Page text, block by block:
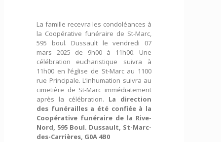
La famille recevra les condoléances à
la Coopérative funéraire de St-Marc,
595 boul. Dussault le vendredi 07
mars 2025 de 9h00 à 11h00. Une
célébration eucharistique suivra à
11h00 en l’église de St-Marc au 1100
rue Principale. L’inhumation suivra au
cimetière de St-Marc immédiatement
après la célébration. La direction
des funérailles a été confiée à la
Coopérative funéraire de la Rive-
Nord, 595 Boul. Dussault, St-Marc-
des-Carrières, G0A 4B0